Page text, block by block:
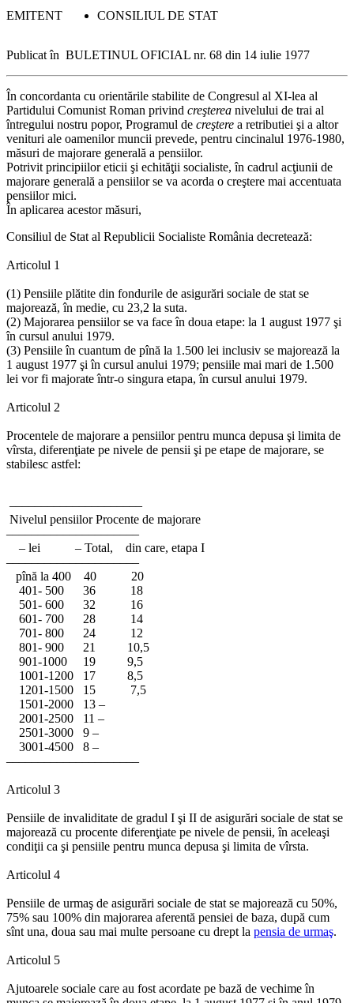
EMITENT CONSILIUL DE STAT
Publicat în BULETINUL OFICIAL nr. 68 din 14 iulie 1977
În concordanta cu orientările stabilite de Congresul al XI-lea al
Partidului Comunist Roman privind creşterea nivelului de trai al
întregului nostru popor, Programul de creştere a retributiei şi a altor
venituri ale oamenilor muncii prevede, pentru cincinalul 1976-1980,
măsuri de majorare generală a pensiilor.
Potrivit principiilor eticii şi echităţii socialiste, în cadrul acţiunii de
majorare generală a pensiilor se va acorda o creştere mai accentuata
pensiilor mici.
În aplicarea acestor măsuri,
Consiliul de Stat al Republicii Socialiste România decretează:
Articolul 1
(1) Pensiile plătite din fondurile de asigurări sociale de stat se
majorează, în medie, cu 23,2 la suta.
(2) Majorarea pensiilor se va face în doua etape: la 1 august 1977 şi
în cursul anului 1979.
(3) Pensiile în cuantum de pînă la 1.500 lei inclusiv se majorează la
1 august 1977 şi în cursul anului 1979; pensiile mai mari de 1.500
lei vor fi majorate într-o singura etapa, în cursul anului 1979.
Articolul 2
Procentele de majorare a pensiilor pentru munca depusa şi limita de
vîrsta, diferenţiate pe nivele de pensii şi pe etape de majorare, se
stabilesc astfel:
–––––––––––––––––––––
Nivelul pensiilor Procente de majorare
–––––––––––––––––––––
– lei – Total, din care, etapa I
–––––––––––––––––––––
pînă la 400 40 20
401- 500 36 18
501- 600 32 16
601- 700 28 14
701- 800 24 12
801- 900 21 10,5
901-1000 19 9,5
1001-1200 17 8,5
1201-1500 15 7,5
1501-2000 13 –
2001-2500 11 –
2501-3000 9 –
3001-4500 8 –
–––––––––––––––––––––
Articolul 3
Pensiile de invaliditate de gradul I şi II de asigurări sociale de stat se
majorează cu procente diferenţiate pe nivele de pensii, în aceleaşi
condiţii ca şi pensiile pentru munca depusa şi limita de vîrsta.
Articolul 4
Pensiile de urmaş de asigurări sociale de stat se majorează cu 50%,
75% sau 100% din majorarea aferentă pensiei de baza, după cum
sînt una, doua sau mai multe persoane cu drept la pensia de urmaş.
Articolul 5
Ajutoarele sociale care au fost acordate pe bază de vechime în